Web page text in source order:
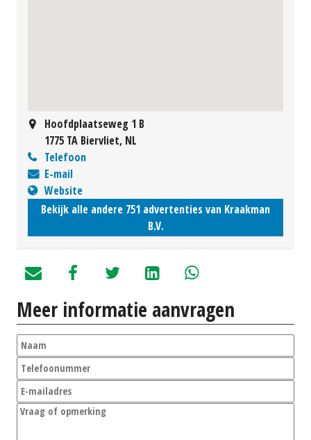
Hoofdplaatseweg 1 B
1775 TA Biervliet, NL
Telefoon
E-mail
Website
Bekijk alle andere 751 advertenties van Kraakman
B.V.
Meer informatie aanvragen